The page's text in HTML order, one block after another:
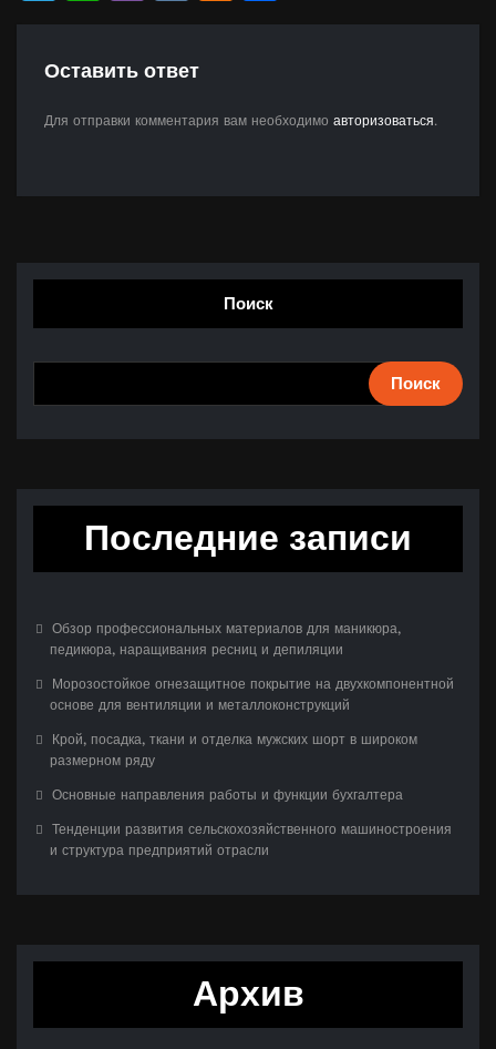
Оставить ответ
Для отправки комментария вам необходимо авторизоваться.
Поиск
Поиск
Последние записи
Обзор профессиональных материалов для маникюра,
педикюра, наращивания ресниц и депиляции
Морозостойкое огнезащитное покрытие на двухкомпонентной
основе для вентиляции и металлоконструкций
Крой, посадка, ткани и отделка мужских шорт в широком
размерном ряду
Основные направления работы и функции бухгалтера
Тенденции развития сельскохозяйственного машиностроения
и структура предприятий отрасли
Архив